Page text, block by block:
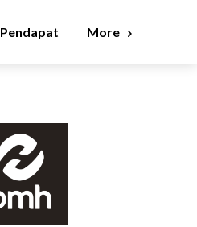
Pendapat More